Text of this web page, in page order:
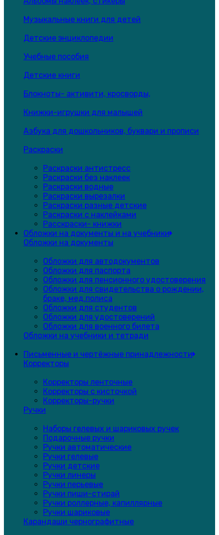
Музыкальные книги для детей
Детские энциклопедии
Учебные пособия
Детские книги
Блокноты- активити, кросворды,
Книжки-игрушки для малышей
Азбука для дошкольников, буквари и прописи
Раскраски
Раскраски антистресс
Раскраски без наклеек
Раскраски водные
Раскраски вырезалки
Раскраски разные детские
Раскраски с наклейками
Расскраски- книжки
Обложки на документы и на учебники
Обложки на документы
Обложки для автодокументов
Обложки для паспорта
Обложки для пенсионного удостоверения
Обложки для свидетельства о рождении,
браке, мед.полиса
Обложки для студентов
Обложки для удостоверений
Обложки для военного билета
Обложки на учебники и тетради
Письменные и чертёжные принадлежности
Корректоры
Корректоры ленточные
Корректоры с кисточкой
Корректоры-ручки
Ручки
Наборы гелевых и шариковых ручек
Подарочные ручки
Ручки автоматические
Ручки гелевые
Ручки детские
Ручки линеры
Ручки перьевые
Ручки пиши-стирай
Ручки роллерные, капиллярные
Ручки шариковые
Карандаши чернографитные